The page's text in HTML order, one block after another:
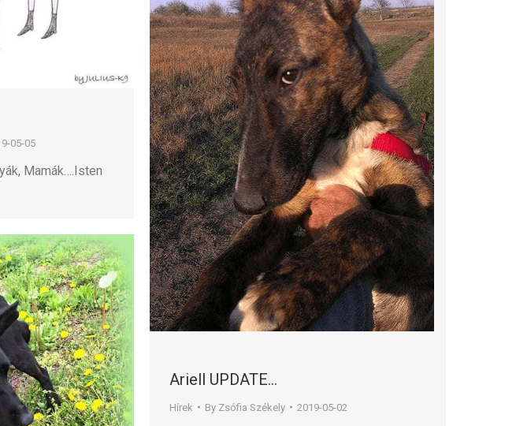
05-05
Mamák….Isten
Ariell UPDATE…
Hírek By Zsófia Székely 2019-05-02